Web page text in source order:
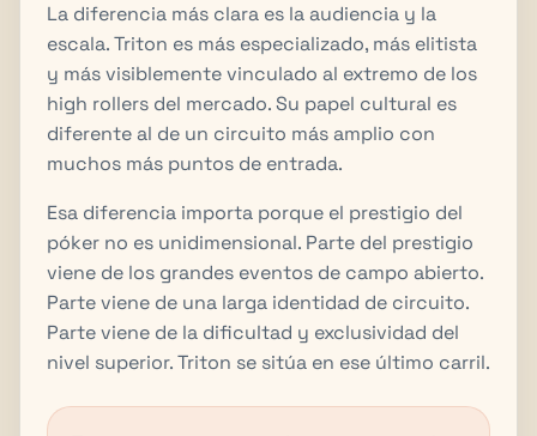
La diferencia más clara es la audiencia y la
escala. Triton es más especializado, más elitista
y más visiblemente vinculado al extremo de los
high rollers del mercado. Su papel cultural es
diferente al de un circuito más amplio con
muchos más puntos de entrada.
Esa diferencia importa porque el prestigio del
póker no es unidimensional. Parte del prestigio
viene de los grandes eventos de campo abierto.
Parte viene de una larga identidad de circuito.
Parte viene de la dificultad y exclusividad del
nivel superior. Triton se sitúa en ese último carril.